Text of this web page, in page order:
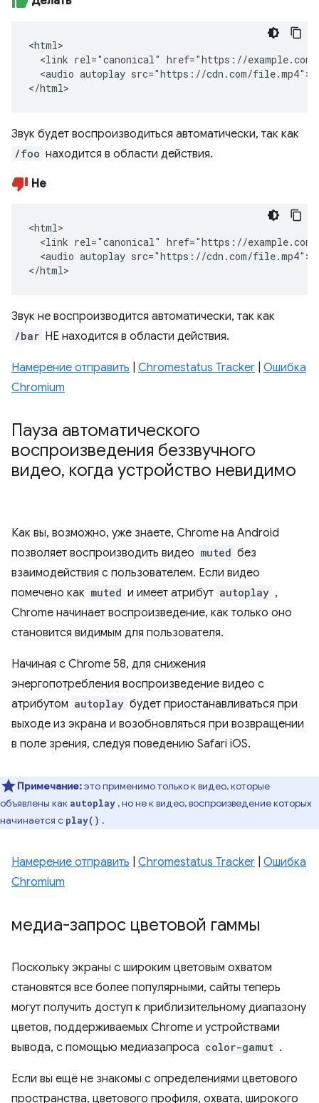
<html>
<link rel="canonical" href="https://
<audio autoplay src="https://cdn.com/
</html>
Звук будет воспроизводиться автоматически, так как
/foo находится в области действия.
Не
<html>
<link rel="canonical" href="https://
<audio autoplay src="https://cdn.com/
</html>
Звук не воспроизводится автоматически, так как
/bar НЕ находится в области действия.
Намерение отправить Chromestatus Tracker Ошибка
Chromium
Пауза автоматического
воспроизведения беззвучного
видео, когда устройство невидимо
Как вы, возможно, уже знаете, Chrome на Android
позволяет воспроизводить видео muted без
взаимодействия с пользователем. Если видео
помечено как muted и имеет атрибут autoplay ,
Chrome начинает воспроизведение, как только оно
становится видимым для пользователя.
Начиная с Chrome 58, для снижения
энергопотребления воспроизведение видео с
атрибутом autoplay будет приостанавливаться при
выходе из экрана и возобновляться при возвращении
в поле зрения, следуя поведению Safari iOS.
Примечание:это применимо только к видео, которые
объявлены как autoplay , но не к видео, воспроизведение которых
начинается с play() .
Намерение отправить Chromestatus Tracker Ошибка
Chromium
медиа-запрос цветовой гаммы
Поскольку экраны с широким цветовым охватом
становятся все более популярными, сайты теперь
могут получить доступ к приблизительному диапазону
цветов, поддерживаемых Chrome и устройствами
вывода, с помощью медиазапроса color-gamut .
Если вы ещё не знакомы с определениями цветового
пространства, цветового профиля, охвата, широкого